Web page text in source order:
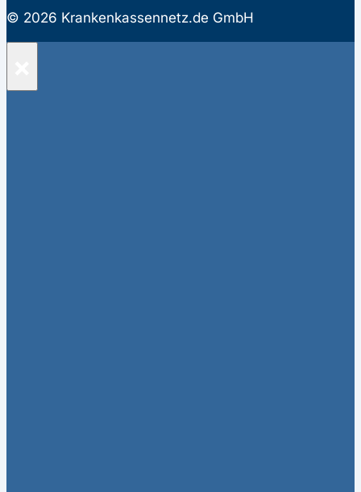
© 2026 Krankenkassennetz.de GmbH